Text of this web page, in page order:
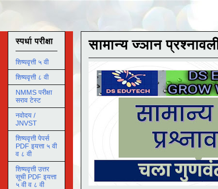
सामान्य ज्ञान
स्पर्धा परीक्षा
शिष्यवृत्ती ५ वी
शिष्यवृत्ती ८ वी
NMMS परीक्षा
सराव टेस्ट
नवोदय /
JNVST
शिष्यवृत्ती पेपर्स
PDF इयत्ता ५ वी
व ८ वी
शिष्यवृत्ती उत्तर
सूची PDF इयत्ता
५ वी व ८ वी